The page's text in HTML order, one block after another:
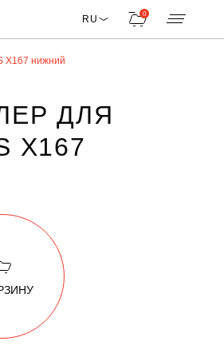
RU 0
X167 нижний
ДЛЯ
X167